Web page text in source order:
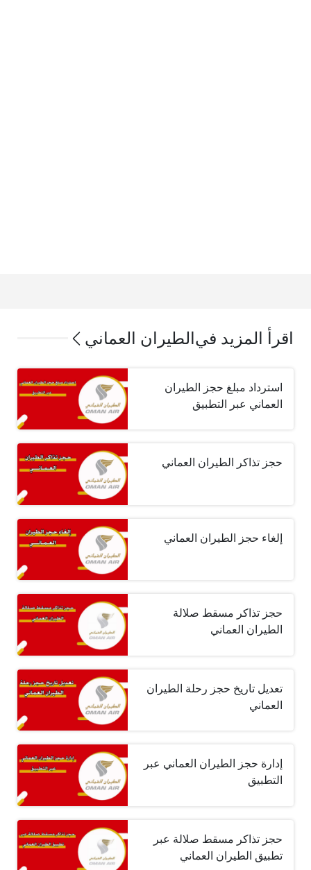
اقرأ المزيد في الطيران العماني
استرداد مبلغ حجز الطيران
العماني عبر التطبيق
حجز تذاكر الطيران العماني
إلغاء حجز الطيران العماني
حجز تذاكر مسقط صلالة
الطيران العماني
تعديل تاريخ حجز رحلة الطيران
العماني
إدارة حجز الطيران العماني عبر
التطبيق
حجز تذاكر مسقط صلالة عبر
تطبيق الطيران العماني